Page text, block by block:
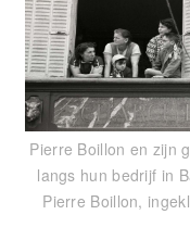
Pierre Boillon en zijn
langs hun bedrijf in
Pierre Boillon,